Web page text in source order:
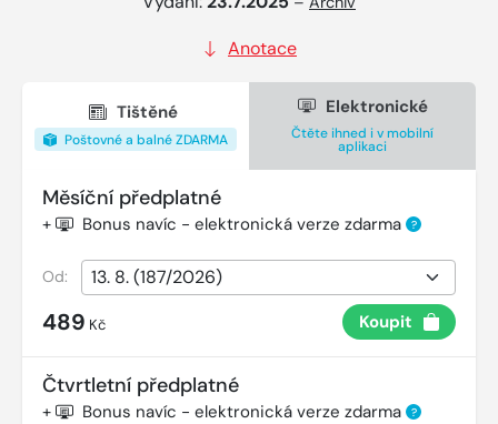
Anotace
Tištěné
Poštovné a balné ZDARMA
Elektronické
Čtěte ihned i v mobilní
aplikaci
Měsíční předplatné
+ Bonus navíc - elektronická verze zdarma ?
Od:
489 Kč Koupit
Čtvrtletní předplatné
+ Bonus navíc - elektronická verze zdarma ?